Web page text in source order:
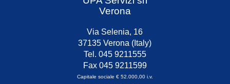
Verona
Via Selenia, 16
37135 Verona (Italy)
Tel. 045 9211555
Fax 045 9211599
Capitale sociale € 52.000,00 i.v.